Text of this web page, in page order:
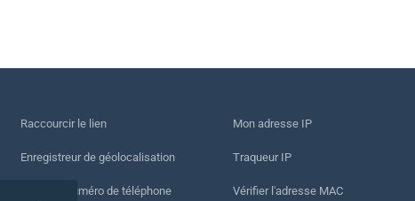
Raccourcir le lien
Enregistreur de géolocalisation
Suivre le numéro de téléphone
Mon adresse IP
Traqueur IP
Vérifier l'adresse MAC